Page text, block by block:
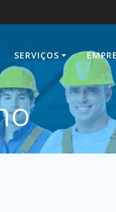
SERVIÇOS